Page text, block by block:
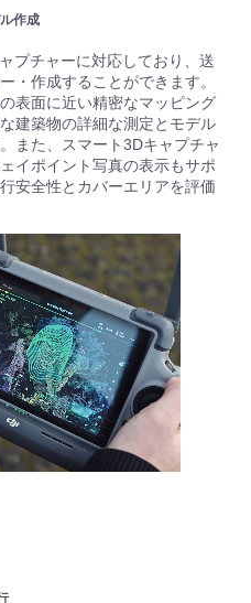
作成
プチャーに対応しており、送
・作成することができます。
表面に近い精密なマッピング
建築物の詳細な測定とモデル
また、スマート3Dキャプチャ
イポイント写真の表示もサポ
安全性とカバーエリアを評価